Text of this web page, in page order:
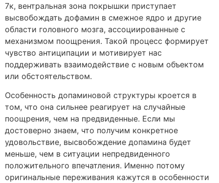
7к, вентральная зона покрышки приступает
высвобождать дофамин в смежное ядро и другие
области головного мозга, ассоциированные с
механизмом поощрения. Такой процесс формирует
чувство антиципации и мотивирует нас
поддерживать взаимодействие с новым объектом
или обстоятельством.
Особенность допаминовой структуры кроется в
том, что она сильнее реагирует на случайные
поощрения, чем на предвиденные. Если мы
достоверно знаем, что получим конкретное
удовольствие, высвобождение допамина будет
меньше, чем в ситуации непредвиденного
положительного впечатления. Именно потому
оригинальные переживания кажутся в особенности